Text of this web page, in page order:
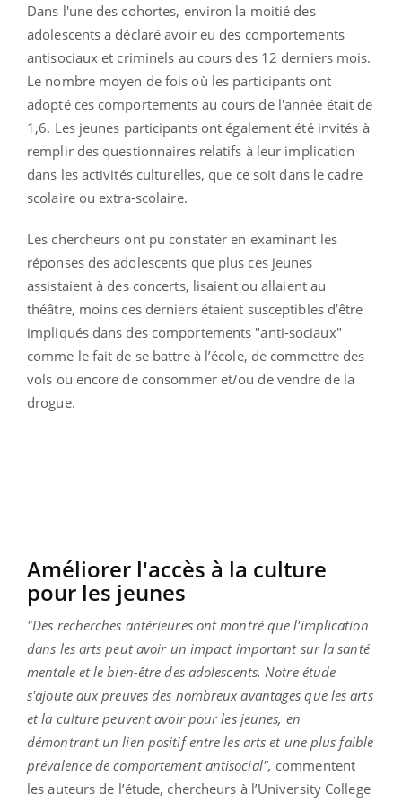
Dans l'une des cohortes, environ la moitié des
adolescents a déclaré avoir eu des comportements
antisociaux et criminels au cours des 12 derniers mois.
Le nombre moyen de fois où les participants ont
adopté ces comportements au cours de l'année était de
1,6. Les jeunes participants ont également été invités à
remplir des questionnaires relatifs à leur implication
dans les activités culturelles, que ce soit dans le cadre
scolaire ou extra-scolaire.
Les chercheurs ont pu constater en examinant les
réponses des adolescents que plus ces jeunes
assistaient à des concerts, lisaient ou allaient au
théâtre, moins ces derniers étaient susceptibles d’être
impliqués dans des comportements "anti-sociaux"
comme le fait de se battre à l’école, de commettre des
vols ou encore de consommer et/ou de vendre de la
drogue.
Améliorer l'accès à la culture
pour les jeunes
"Des recherches antérieures ont montré que l'implication
dans les arts peut avoir un impact important sur la santé
mentale et le bien-être des adolescents. Notre étude
s'ajoute aux preuves des nombreux avantages que les arts
et la culture peuvent avoir pour les jeunes, en
démontrant un lien positif entre les arts et une plus faible
prévalence de comportement antisocial", commentent
les auteurs de l’étude, chercheurs à l’University College